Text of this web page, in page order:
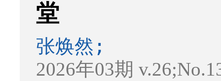
堂
张焕然;
2026年03期